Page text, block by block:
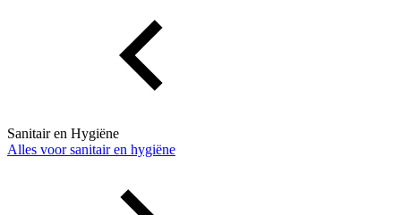
Sanitair en Hygiëne
Alles voor sanitair en hygiëne